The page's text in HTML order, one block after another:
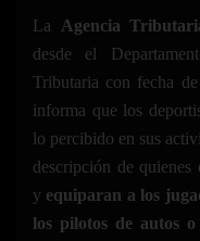
La Agencia
desde el
Tributaria con fecha
informa que los
lo percibido en sus
descripción de quienes
y equiparan a los
los pilotos de autos o